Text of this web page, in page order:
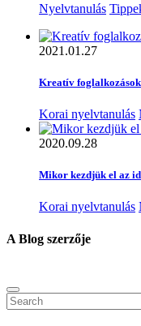
Nyelvtanulás
2021.01.27
Kreatív foglalkozások
Korai nyelvtanulás
2020.09.28
Mikor kezdjük el az
Korai nyelvtanulás
A Blog szerzője